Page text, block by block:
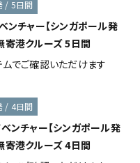
/ 5日間
ンチャー【シンガポール発
寄港クルーズ 5日間
ムでご確認いただけます
/ 4日間
ベンチャー【シンガポール発
寄港クルーズ 4日間